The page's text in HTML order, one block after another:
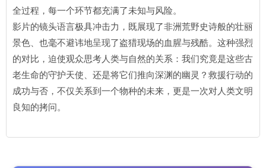
全过程，每一个环节都充满了未知与风险。
影片的镜头语言极具冲击力，既展现了非洲荒野史诗般的壮丽
景色、也毫不避讳地呈现了盗猎现场的血腥与残酷。这种强烈
的对比，迫使观众思考人类与自然的关系：我们究竟是这些古
老生命的守护天使、还是将它们推向深渊的幽灵？救援行动的
成功与否，不仅关系到一个物种的未来，更是一次对人类文明
良知的拷问。